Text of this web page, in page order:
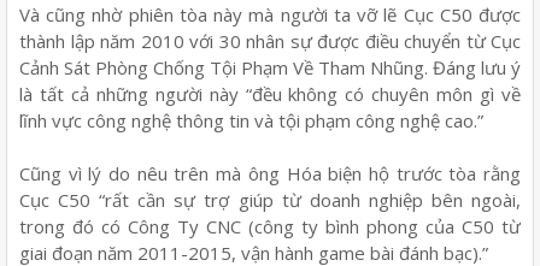
Và cũng nhờ phiên tòa này mà người ta vỡ lẽ Cục C50 được
thành lập năm 2010 với 30 nhân sự được điều chuyển từ Cục
Cảnh Sát Phòng Chống Tội Phạm Về Tham Nhũng. Đáng lưu ý
là tất cả những người này “đều không có chuyên môn gì về
lĩnh vực công nghệ thông tin và tội phạm công nghệ cao.”
Cũng vì lý do nêu trên mà ông Hóa biện hộ trước tòa rằng
Cục C50 “rất cần sự trợ giúp từ doanh nghiệp bên ngoài,
trong đó có Công Ty CNC (công ty bình phong của C50 từ
giai đoạn năm 2011-2015, vận hành game bài đánh bạc).”